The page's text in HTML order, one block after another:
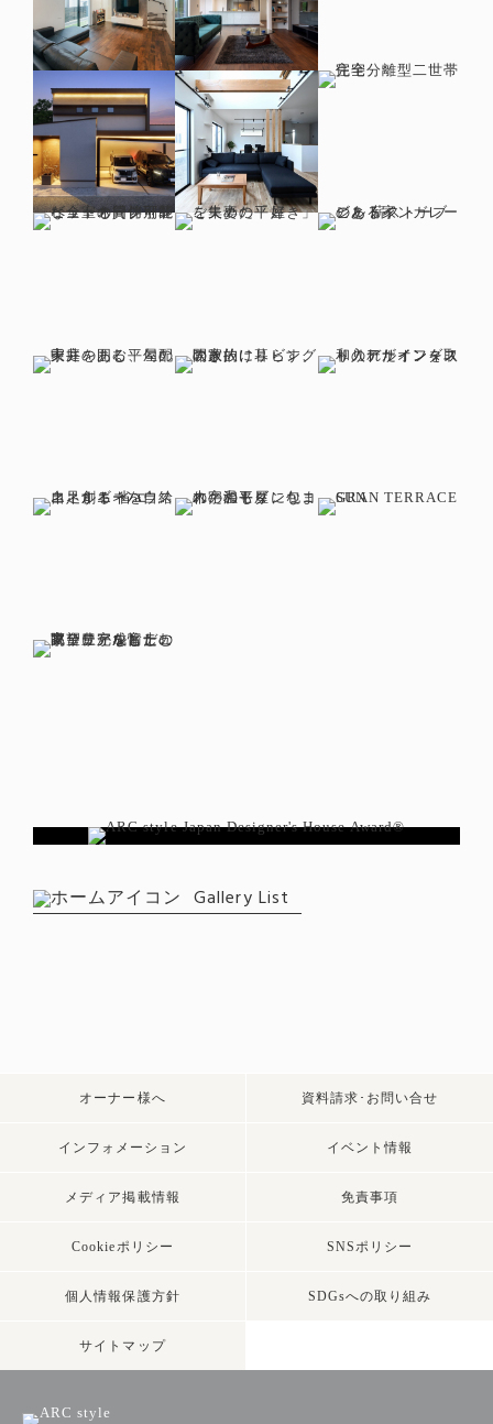
Gallery List
オーナー様へ 資料請求･お問い合せ
インフォメーション イベント情報
メディア掲載情報 免責事項
Cookieポリシー SNSポリシー
個人情報保護方針 SDGsへの取り組み
サイトマップ